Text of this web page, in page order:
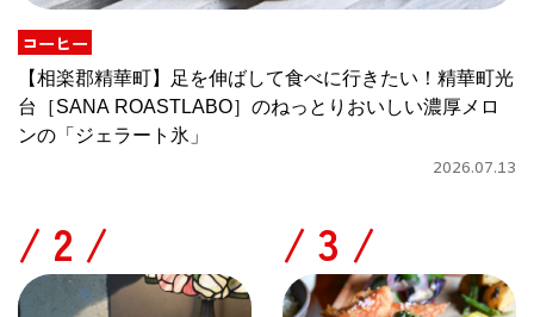
コーヒー
【相楽郡精華町】足を伸ばして食べに行きたい！精華町光
台［SANA ROASTLABO］のねっとりおいしい濃厚メロ
ンの「ジェラート氷」
2026.07.13
/ /